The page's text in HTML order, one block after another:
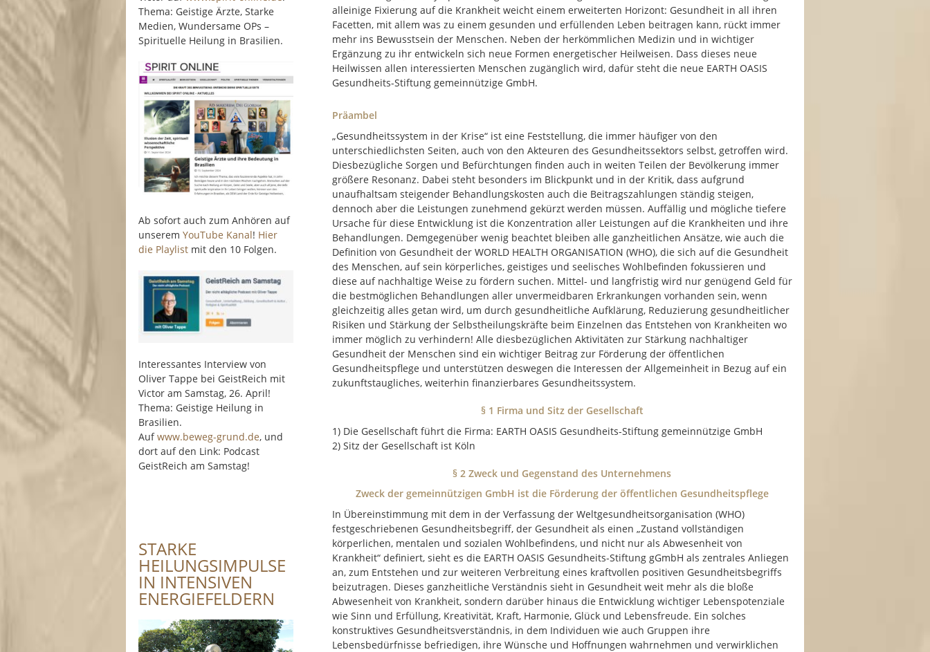
alleinige Fixierung auf die Krankheit weicht einem erweiterten Horizont: Gesundheit in all ihren
Facetten, mit allem was zu einem gesunden und erfüllenden Leben beitragen kann, rückt immer
mehr ins Bewusstsein der Menschen. Neben der herkömmlichen Medizin und in wichtiger
Ergänzung zu ihr entwickeln sich neue Formen energetischer Heilweisen. Dass dieses neue
Heilwissen allen interessierten Menschen zugänglich wird, dafür steht die neue EARTH OASIS
Gesundheits-Stiftung gemeinnützige GmbH.
Präambel
„Gesundheitssystem in der Krise“ ist eine Feststellung, die immer häufiger von den
unterschiedlichsten Seiten, auch von den Akteuren des Gesundheitssektors selbst, getroffen wird.
Diesbezügliche Sorgen und Befürchtungen finden auch in weiten Teilen der Bevölkerung immer
größere Resonanz. Dabei steht besonders im Blickpunkt und in der Kritik, dass aufgrund
unaufhaltsam steigender Behandlungskosten auch die Beitragszahlungen ständig steigen,
dennoch aber die Leistungen zunehmend gekürzt werden müssen. Auffällig und mögliche tiefere
Ursache für diese Entwicklung ist die Konzentration aller Leistungen auf die Krankheiten und ihre
Behandlungen. Demgegenüber wenig beachtet bleiben alle ganzheitlichen Ansätze, wie auch die
Definition von Gesundheit der WORLD HEALTH ORGANISATION (WHO), die sich auf die Gesundheit
des Menschen, auf sein körperliches, geistiges und seelisches Wohlbefinden fokussieren und
diese auf nachhaltige Weise zu fördern suchen. Mittel- und langfristig wird nur genügend Geld für
die bestmöglichen Behandlungen aller unvermeidbaren Erkrankungen vorhanden sein, wenn
gleichzeitig alles getan wird, um durch gesundheitliche Aufklärung, Reduzierung gesundheitlicher
Risiken und Stärkung der Selbstheilungskräfte beim Einzelnen das Entstehen von Krankheiten wo
immer möglich zu verhindern! Alle diesbezüglichen Aktivitäten zur Stärkung nachhaltiger
Gesundheit der Menschen sind ein wichtiger Beitrag zur Förderung der öffentlichen
Gesundheitspflege und unterstützen deswegen die Interessen der Allgemeinheit in Bezug auf ein
zukunftstaugliches, weiterhin finanzierbares Gesundheitssystem.
§ 1 Firma und Sitz der Gesellschaft
1) Die Gesellschaft führt die Firma: EARTH OASIS Gesundheits-Stiftung gemeinnützige GmbH
2) Sitz der Gesellschaft ist Köln
§ 2 Zweck und Gegenstand des Unternehmens
Zweck der gemeinnützigen GmbH ist die Förderung der öffentlichen Gesundheitspflege
In Übereinstimmung mit dem in der Verfassung der Weltgesundheitsorganisation (WHO)
festgeschriebenen Gesundheitsbegriff, der Gesundheit als einen „Zustand vollständigen
körperlichen, mentalen und sozialen Wohlbefindens, und nicht nur als Abwesenheit von
Krankheit“ definiert, sieht es die EARTH OASIS Gesundheits-Stiftung gGmbH als zentrales Anliegen
an, zum Entstehen und zur weiteren Verbreitung eines kraftvollen positiven Gesundheitsbegriffs
beizutragen. Dieses ganzheitliche Verständnis sieht in Gesundheit weit mehr als die bloße
Abwesenheit von Krankheit, sondern darüber hinaus die Entwicklung wichtiger Lebenspotenziale
wie Sinn und Erfüllung, Kreativität, Kraft, Harmonie, Glück und Lebensfreude. Ein solches
konstruktives Gesundheitsverständnis, in dem Individuen wie auch Gruppen ihre
Lebensbedürfnisse befriedigen, ihre Wünsche und Hoffnungen wahrnehmen und verwirklichen
Thema: Geistige Ärzte, Starke
Medien, Wundersame OPs –
Spirituelle Heilung in Brasilien.
Ab sofort auch zum Anhören auf
unseremYouTube Kanal! Hier
die Playlist mit den 10 Folgen.
Interessantes Interview von
Oliver Tappe bei GeistReich mit
Victor am Samstag, 26. April!
Thema: Geistige Heilung in
Brasilien.
Aufwww.beweg-grund.de, und
dort auf den Link: Podcast
GeistReich am Samstag!
STARKE
HEILUNGSIMPULSE
IN INTENSIVEN
ENERGIEFELDERN